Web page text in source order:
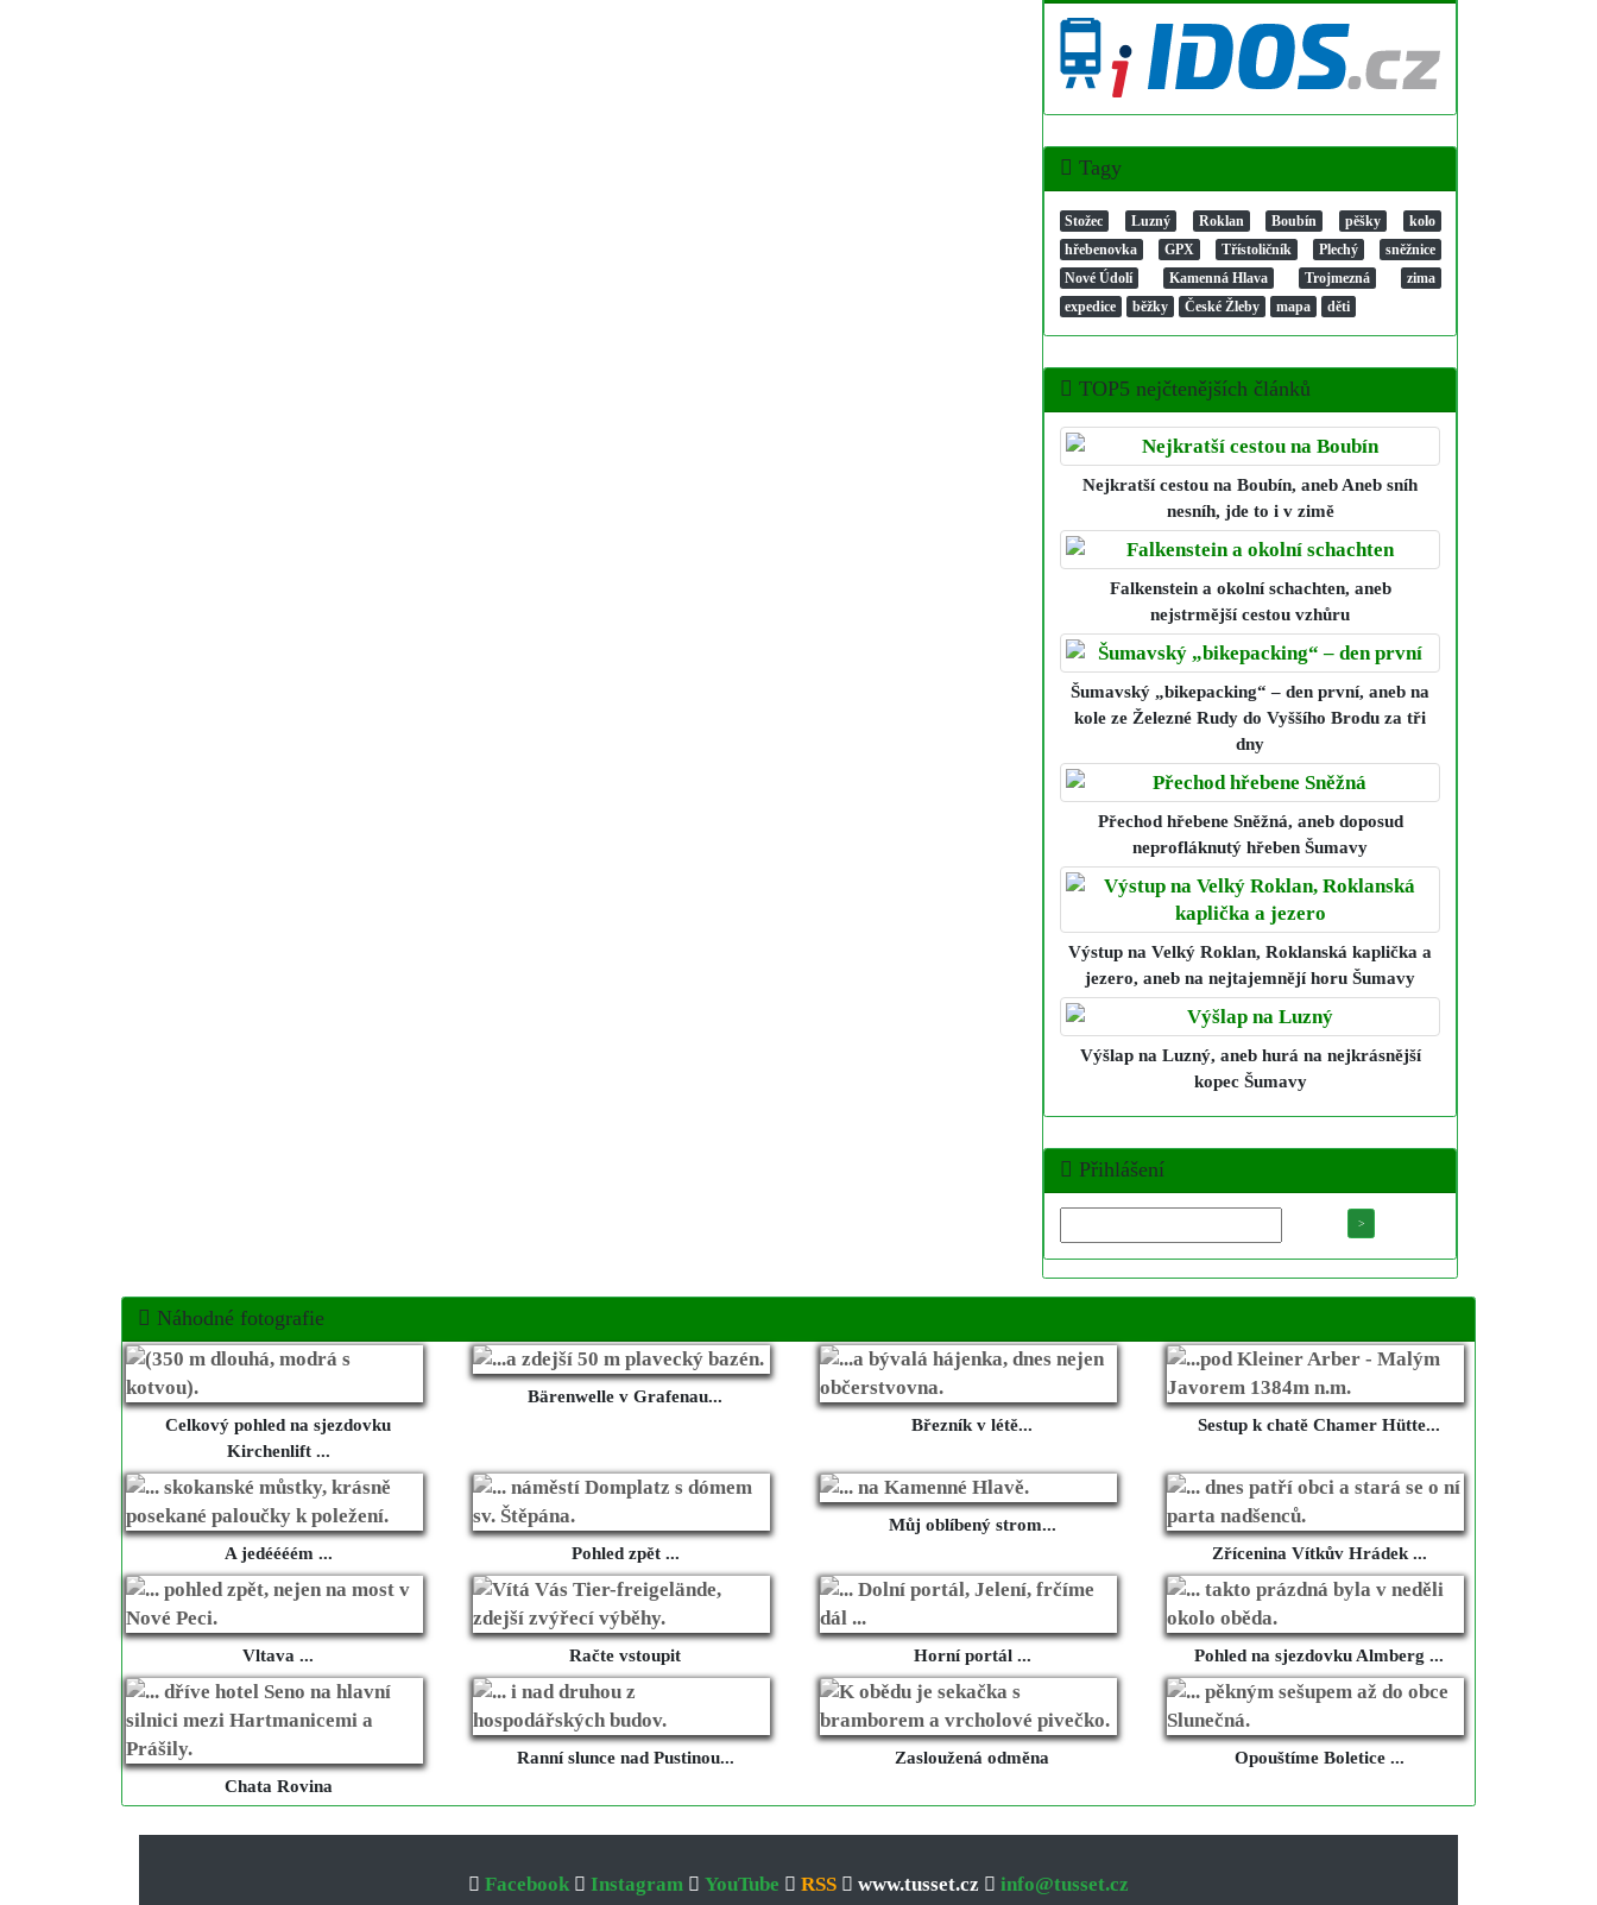
Tagy
Stožec Luzný Roklan Boubín pěšky
kolo
hřebenovka
GPX Třístoličník Plechý
sněžnice
Nové Údolí
Kamenná Hlava Trojmezná
zima
expedice
běžky České Žleby mapa děti
TOP5 nejčtenějších článků
Nejkratší cestou na Boubín, aneb Aneb sníh
nesníh, jde to i v zimě
Falkenstein a okolní schachten, aneb
nejstrmější cestou vzhůru
Šumavský „bikepacking“ – den první, aneb na
kole ze Železné Rudy do Vyššího Brodu za tři
dny
Přechod hřebene Sněžná, aneb doposud
neprofláknutý hřeben Šumavy
Výstup na Velký Roklan, Roklanská kaplička a
jezero, aneb na nejtajemnějí horu Šumavy
Výšlap na Luzný, aneb hurá na nejkrásnější
kopec Šumavy
Přihlášení
Náhodné fotografie
Celkový pohled na sjezdovku
Kirchenlift ...
Bärenwelle v Grafenau...
Březník v létě...
Sestup k chatě Chamer Hütte...
A jedéééém ... Pohled zpět ...
Můj oblíbený strom...
Zřícenina Vítkův Hrádek ...
Vltava ... Račte vstoupit Horní portál ... Pohled na sjezdovku Almberg ...
Chata Rovina
Ranní slunce nad Pustinou... Zasloužená odměna Opouštíme Boletice ...
Facebook Instagram YouTube RSS www.tusset.cz info@tusset.cz